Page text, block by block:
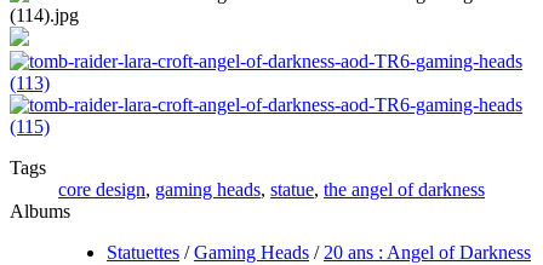
Tags
core design, gaming heads, statue, the angel of darkness
Albums
Statuettes /Gaming Heads /20 ans : Angel of Darkness